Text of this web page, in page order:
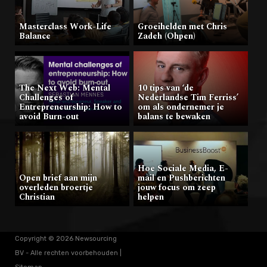
Masterclass Work-Life
Balance
The Next Web: Mental
Challenges of
Entrepreneurship: How to
avoid Burn-out
Open brief aan mijn
overleden broertje
Christian
Groeihelden met Chris
Zadeh (Ohpen)
10 tips van ‘de
Nederlandse Tim Ferriss’
om als ondernemer je
balans te bewaken
Hoe Sociale Media, E-
mail en Pushberichten
jouw focus om zeep
helpen
Copyright © 2026 Newsourcing
BV - Alle rechten voorbehouden |